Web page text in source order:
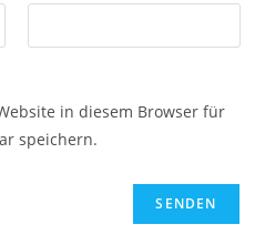
in diesem Browser für
speichern.